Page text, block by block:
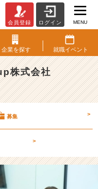
会員登録 ログイン MENU
企業を探す 就職イベント
株式会社
募集 >
>